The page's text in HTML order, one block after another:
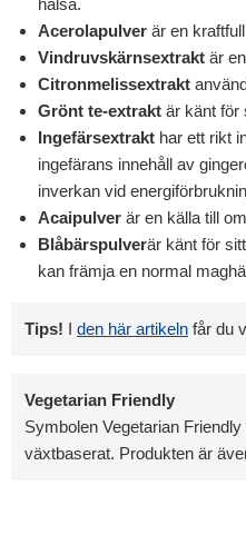
Acerolapulver är en
Vindruvskärnsextrakt är
Citronmelissextrakt
Grönt te-extrakt är känt för
Ingefärsextrakt har ett rikt
ingefärans innehåll av
inverkan vid
Acaipulver är en källa till
Blåbärspulverär känt för
kan främja en normal
Tips! I den här artikeln får du
Vegetarian Friendly
Symbolen Vegetarian
växtbaserat. Produkten är